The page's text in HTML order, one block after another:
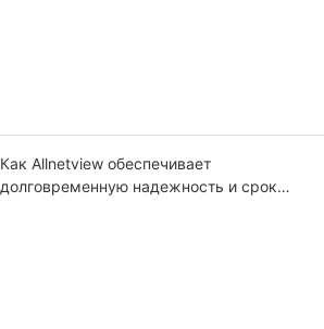
Как Allnetview обеспечивает
долговременную надежность и срок